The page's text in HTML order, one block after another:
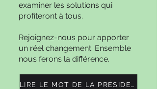
examiner les solutions qui
profiteront à tous.
Rejoignez-nous pour apporter
un réel changement. Ensemble
nous ferons la différence.
LIRE LE MOT DE LA PRÉSIDENTE